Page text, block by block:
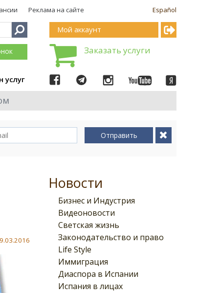
Español
Реклама на сайте
услуг
Мой аккаунт
Заказать услуги
Отправить
Новости
Бизнес и Индустрия
Видеоновости
Светская жизнь
Законодательство и право
Life Style
Иммиграция
Диаспора в Испании
Испания в лицах